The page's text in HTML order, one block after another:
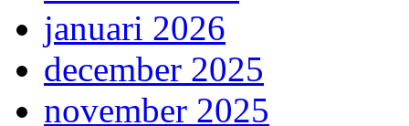
januari 2026
december 2025
november 2025